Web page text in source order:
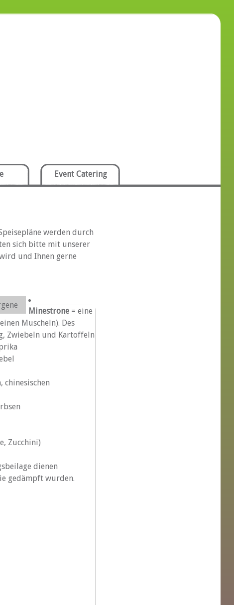
Event Catering
werden durch
sich bitte mit unserer
und Ihnen gerne
Minestrone= eine
Muscheln). Des
Zwiebeln und Kartoffeln
chinesischen
Zucchini)
dienen
gedämpft wurden.